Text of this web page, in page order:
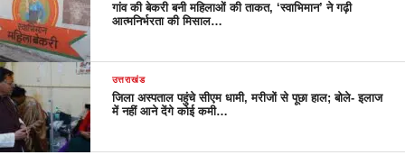
गांव की बेकरी बनी महिलाओं की ताकत, ‘स्वाभिमान’ ने गढ़ी
आत्मनिर्भरता की मिसाल…
उत्तराखंड
जिला अस्पताल पहुंचे सीएम धामी, मरीजों से पूछा हाल; बोले- इलाज
में नहीं आने देंगे कोई कमी…